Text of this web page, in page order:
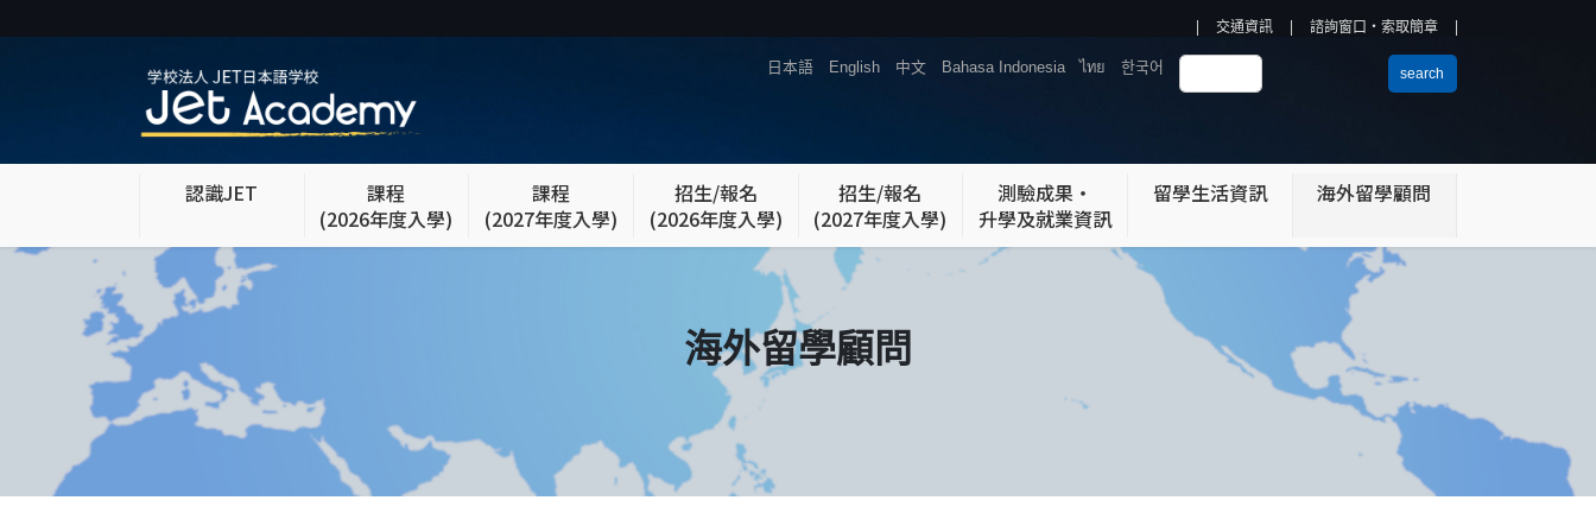
to
to
交通資訊 諮詢窗口・索取簡章
English Bahasa Indonesia
日本語 한국어
ไทย
中文 search
認識JET
課程
(2026年度入學)
課程
(2027年度入學)
招生/報名
(2026年度入學)
招生/報名
(2027年度入學)
測驗成果・
升學及就業資訊
留學生活資訊 海外留學顧問
海外留學顧問